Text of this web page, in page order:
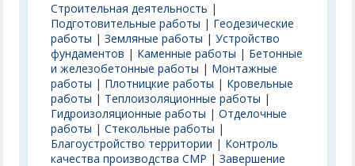
Строительная деятельность |
Подготовительные работы | Геодезические
работы |Земляные работы |Устройство
фундаментов | Каменные работы | Бетонные
и железобетонные работы | Монтажные
работы | Плотницкие работы | Кровельные
работы | Теплоизоляционные работы |
Гидроизоляционные работы |Отделочные
работы |Стекольные работы |
Благоустройство территории | Контроль
качества производства СМР |Завершение